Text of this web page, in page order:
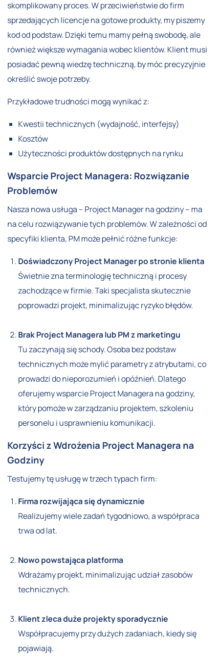
skomplikowany proces. W przeciwieństwie do firm
sprzedających licencje na gotowe produkty, my piszemy
kod od podstaw. Dzięki temu mamy pełną swobodę, ale
również większe wymagania wobec klientów. Klient musi
posiadać pewną wiedzę techniczną, by móc precyzyjnie
określić swoje potrzeby.
Przykładowe trudności mogą wynikać z:
Kwestii technicznych (wydajność, interfejsy)
Kosztów
Użyteczności produktów dostępnych na rynku
Wsparcie Project Managera: Rozwiązanie
Problemów
Nasza nowa usługa – Project Manager na godziny – ma
na celu rozwiązywanie tych problemów. W zależności od
specyfiki klienta, PM może pełnić różne funkcje:
Doświadczony Project Manager po stronie klienta
Świetnie zna terminologię techniczną i procesy
zachodzące w firmie. Taki specjalista skutecznie
poprowadzi projekt, minimalizując ryzyko błędów.
Brak Project Managera lub PM z marketingu
Tu zaczynają się schody. Osoba bez podstaw
technicznych może mylić parametry z atrybutami, co
prowadzi do nieporozumień i opóźnień. Dlatego
oferujemy wsparcie Project Managera na godziny,
który pomoże w zarządzaniu projektem, szkoleniu
personelu i usprawnieniu komunikacji.
Korzyści z Wdrożenia Project Managera na
Godziny
Testujemy tę usługę w trzech typach firm:
Firma rozwijająca się dynamicznie
Realizujemy wiele zadań tygodniowo, a współpraca
trwa od lat.
Nowo powstająca platforma
Wdrażamy projekt, minimalizując udział zasobów
technicznych.
Klient zleca duże projekty sporadycznie
Współpracujemy przy dużych zadaniach, kiedy się
pojawiają.